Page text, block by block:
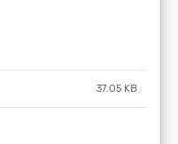
37.05 KB